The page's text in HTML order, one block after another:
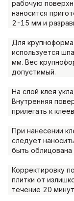
рабочую
наносится
2-15 мм и
Для
используется
мм. Вес
допустимый.
На слой клея
Внутренняя
прилегать к
При нанесении
следует
быть облицована
Корректировку
плитки от
течение 20